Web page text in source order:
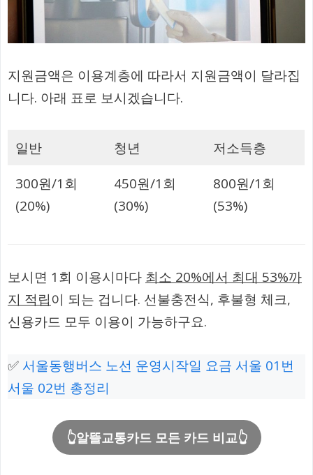
지원금액은 이용계층에 따라서 지원금액이 달라집
니다. 아래 표로 보시겠습니다.
일반 청년
저소득층
300원/1회
(20%)
450원/1회
(30%)
800원/1회
(53%)
보시면 1회 이용시마다 최소 20%에서 최대 53%까
지 적립이 되는 겁니다. 선불충전식, 후불형 체크,
신용카드 모두 이용이 가능하구요.
✅ 서울동행버스 노선 운영시작일 요금 서울 01번
서울 02번 총정리
👆알뜰교통카드 모든 카드 비교👆